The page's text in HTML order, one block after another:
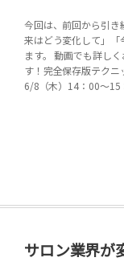
今回は、前回から引き
来はどう変化して」
ます。 動画でも詳し
す！完全保存版テクニ
6/8（木）14：00～15
サロン業界が